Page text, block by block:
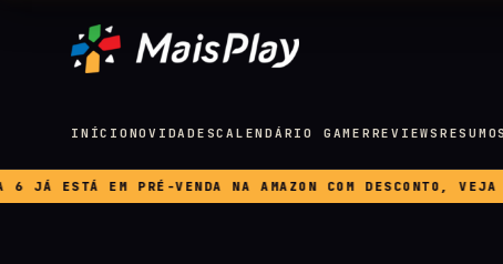
INÍCIO NOVIDADESCALENDÁRIO GAMER REVIEWS
EM PRÉ-VENDA NA AMAZON COM DESCONTO, VEJA